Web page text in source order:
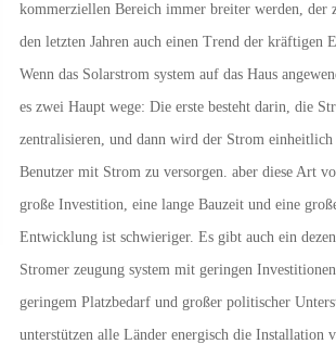
kommerziellen Bereich immer breiter werden,
den letzten Jahren auch einen Trend der kräftigen
Wenn das Solarstrom system auf das Haus
es zwei Haupt wege: Die erste besteht darin, die
zentralisieren, und dann wird der Strom einheitlich
Benutzer mit Strom zu versorgen. aber diese Art
große Investition, eine lange Bauzeit und eine
Entwicklung ist schwieriger. Es gibt auch ein
Stromer zeugung system mit geringen
geringem Platzbedarf und großer politischer
unterstützen alle Länder energisch die Installation